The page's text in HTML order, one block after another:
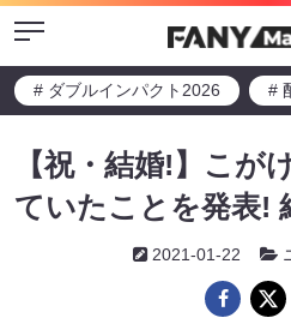
Menu
# ダブルインパクト2026 #
【祝・結婚!】こが
ていたことを発表!
2021-01-22